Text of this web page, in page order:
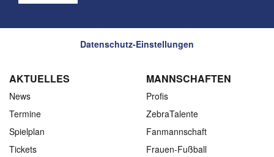
Datenschutz-Einstellungen
AKTUELLES
News
Termine
Spielplan
Tickets
MANNSCHAFTEN
Profis
ZebraTalente
Fanmannschaft
Frauen-Fußball